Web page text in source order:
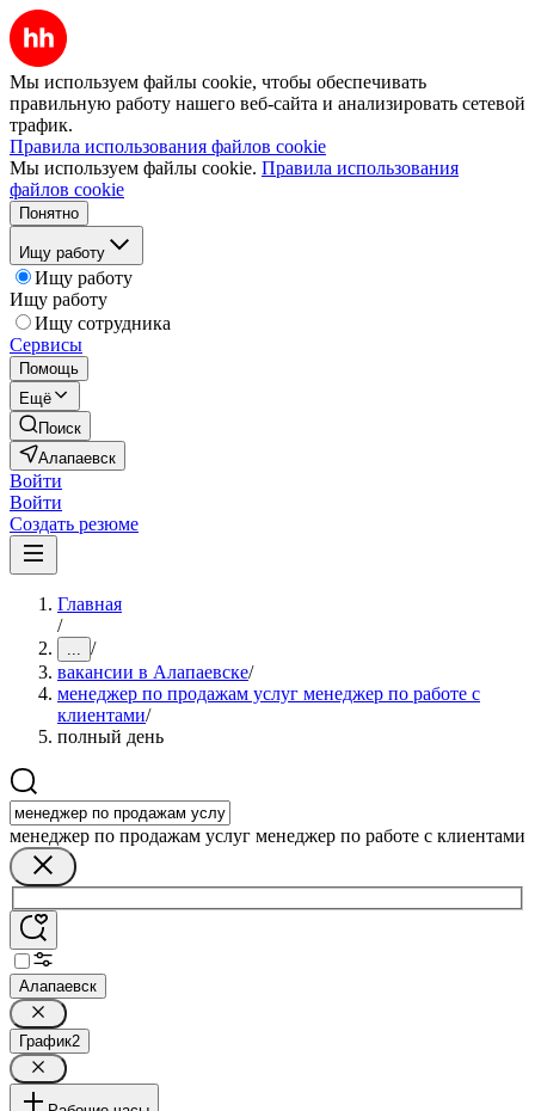
Мы используем файлы cookie, чтобы обеспечивать
правильную работу нашего веб-сайта и анализировать сетевой
трафик.
Правила использования файлов cookie
Мы используем файлы cookie. Правила использования
файлов cookie
Понятно
Ищу работу
Ищу работу
Ищу работу
Ищу сотрудника
Сервисы
Помощь
Ещё
Поиск
Алапаевск
Войти
Войти
Создать резюме
Главная
/
... /
вакансии в Алапаевске/
менеджер по продажам услуг менеджер по работе с
клиентами/
полный день
менеджер по продажам услуг менеджер по работе с клиентами
Алапаевск
График2